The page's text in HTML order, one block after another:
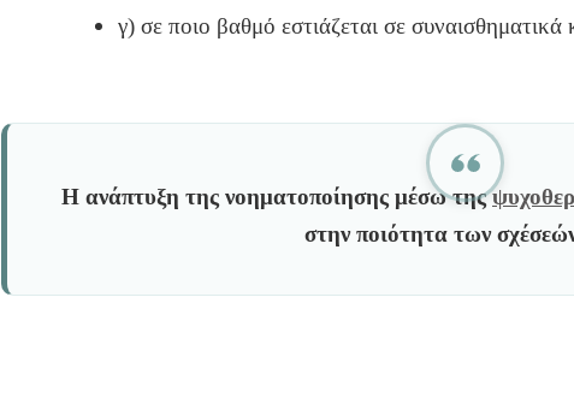
γ) σε ποιο βαθμό εστιάζεται σε συναισθηματικά
Η ανάπτυξη της νοηματοποίησης μέσω της
στην ποιότητα των